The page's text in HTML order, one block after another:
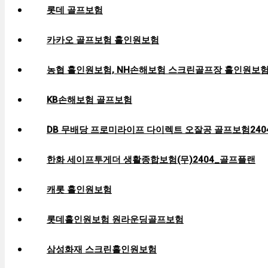
롯데 골프보험
카카오 골프보험 홀인원보험
농협 홀인원보험, NH손해보험 스크린골프장 홀인원보험
KB손해보험 골프보험
DB 무배당 프로미라이프 다이렉트 오잘공 골프보험
한화 세이프투게더 생활종합보험(무)2404_골프플랜
캐롯 홀인원보험
롯데홀인원보험 원라운딩골프보험
삼성화재 스크린홀인원보험